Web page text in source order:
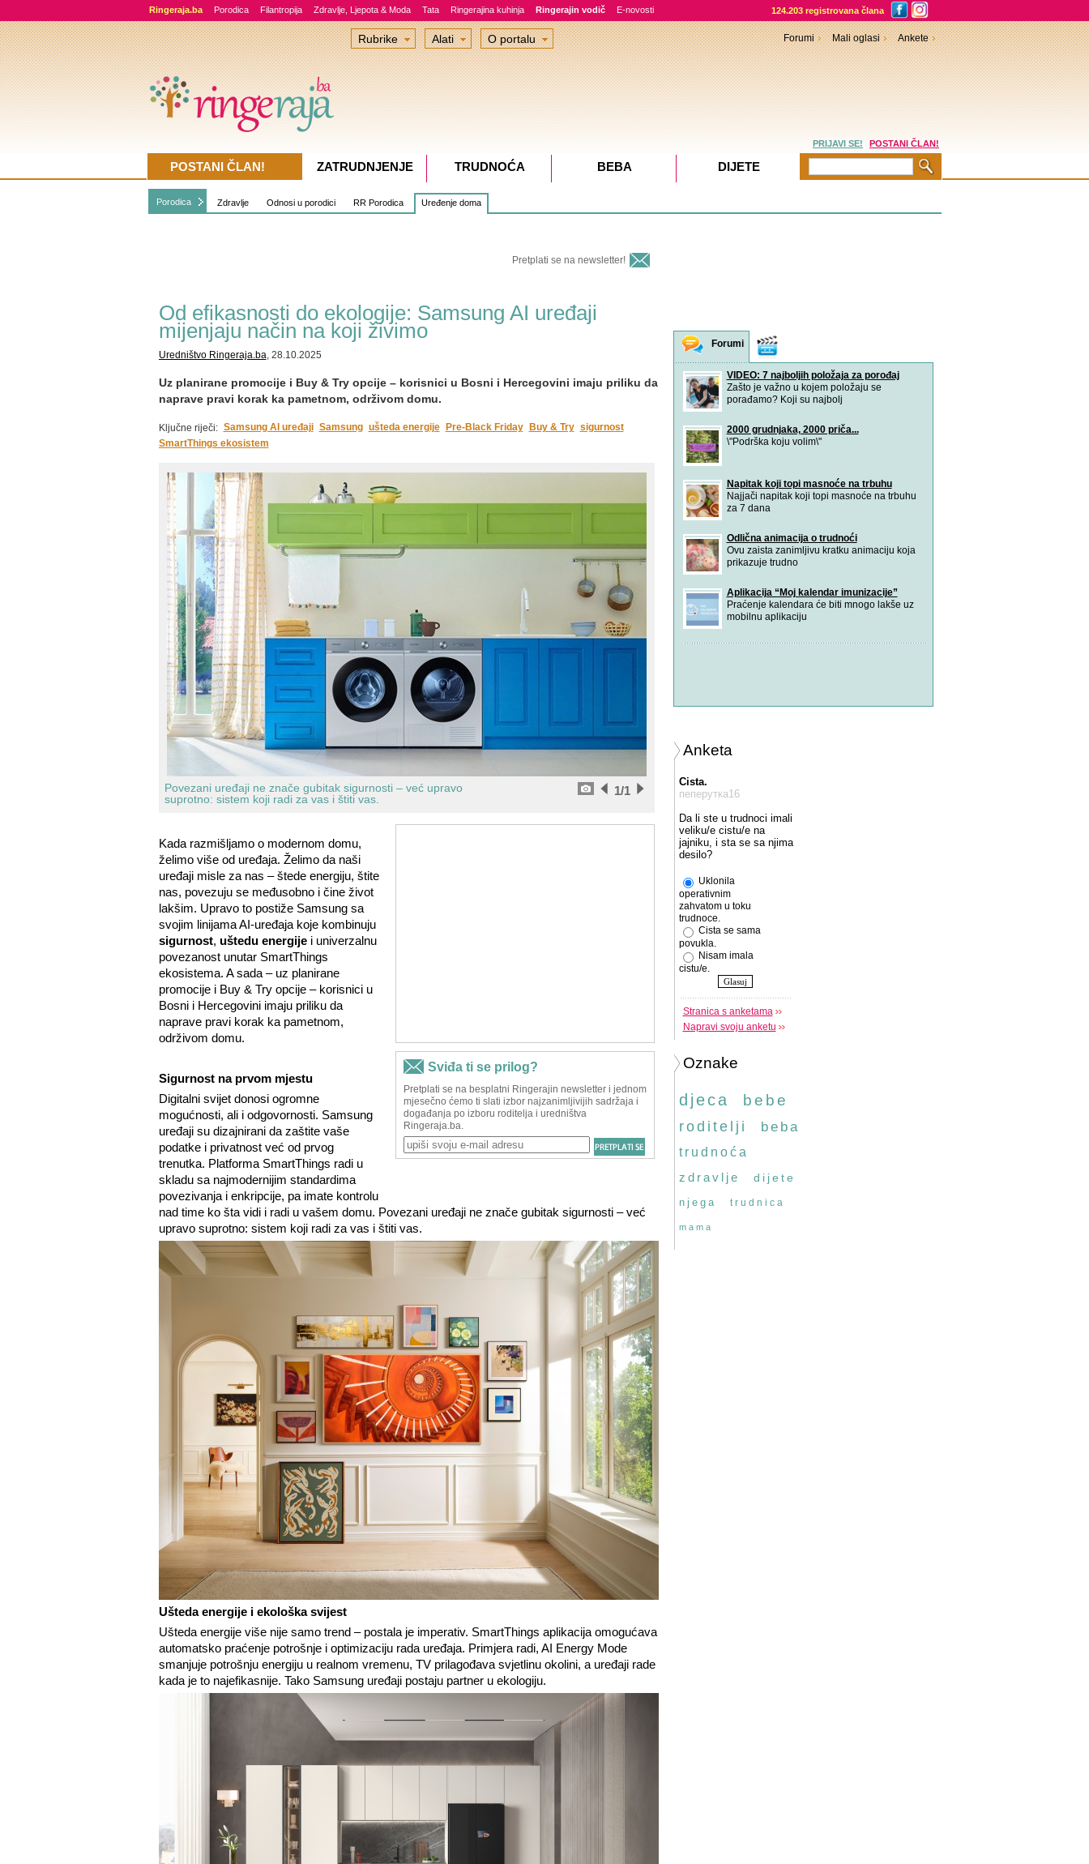
Ringeraja.ba Porodica Filantropija Zdravlje, Ljepota & Moda Tata Ringerajina kuhinja Ringerajin vodič E-novosti 124.203 registrovana člana
Porodica Zdravlje Odnosi u porodici RR Porodica Uređenje doma
Pretplati se na newsletter!
Od efikasnosti do ekologije: Samsung AI uređaji
mijenjaju način na koji živimo
Uredništvo Ringeraja.ba, 28.10.2025
Uz planirane promocije i Buy & Try opcije – korisnici u Bosni i Hercegovini imaju priliku da
naprave pravi korak ka pametnom, održivom domu.
Ključne riječi: Samsung AI uređaji Samsung ušteda energije Pre-Black Friday Buy & Try sigurnost
SmartThings ekosistem
Povezani uređaji ne znače gubitak sigurnosti – već upravo
suprotno: sistem koji radi za vas i štiti vas.
/1
1
Kada razmišljamo o modernom domu,
želimo više od uređaja. Želimo da naši
uređaji misle za nas – štede energiju, štite
nas, povezuju se međusobno i čine život
lakšim. Upravo to postiže Samsung sa
svojim linijama AI-uređaja koje kombinuju
sigurnost, uštedu energijei univerzalnu
povezanost unutar SmartThings
ekosistema. A sada – uz planirane
promocije i Buy & Try opcije – korisnici u
Bosni i Hercegovini imaju priliku da
naprave pravi korak ka pametnom,
održivom domu.
Sigurnost na prvom mjestu
Digitalni svijet donosi ogromne
mogućnosti, ali i odgovornosti. Samsung
uređaji su dizajnirani da zaštite vaše
podatke i privatnost već od prvog
trenutka. Platforma SmartThings radi u
skladu sa najmodernijim standardima
povezivanja i enkripcije, pa imate kontrolu
nad time ko šta vidi i radi u vašem domu. Povezani uređaji ne znače gubitak sigurnosti – već
upravo suprotno: sistem koji radi za vas i štiti vas.
Ušteda energije i ekološka svijest
Ušteda energije više nije samo trend – postala je imperativ. SmartThings aplikacija omogućava
automatsko praćenje potrošnje i optimizaciju rada uređaja. Primjera radi, AI Energy Mode
smanjuje potrošnju energiju u realnom vremenu, TV prilagođava svjetlinu okolini, a uređaji rade
kada je to najefikasnije. Tako Samsung uređaji postaju partner u ekologiju.
Forumi
VIDEO: 7 najboljih položaja za porođaj
Zašto je važno u kojem položaju se
porađamo? Koji su najbolj
2000 grudnjaka, 2000 priča...
\"Podrška koju volim\"
Napitak koji topi masnoće na trbuhu
Najjači napitak koji topi masnoće na trbuhu
za 7 dana
Odlična animacija o trudnoći
Ovu zaista zanimljivu kratku animaciju koja
prikazuje trudno
Aplikacija “Moj kalendar imunizacije”
Praćenje kalendara će biti mnogo lakše uz
mobilnu aplikaciju
Anketa
Cista.
пеперутка16
Da li ste u trudnoci imali
veliku/e cistu/e na
jajniku, i sta se sa njima
desilo?
Uklonila
operativnim
zahvatom u toku
trudnoce.
Cista se sama
povukla.
Nisam imala
cistu/e.
Stranica s anketama
Napravi svoju anketu
Oznake
djeca bebe
roditelji beba
trudnoća
zdravlje
dijete
njega trudnica
mama
Rubrike Alati O portalu Forumi Mali oglasi Ankete
PRIJAVI SE! POSTANI ČLAN!
POSTANI ČLAN! ZATRUDNJENJE TRUDNOĆA BEBA DIJETE